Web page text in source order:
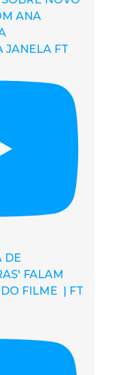
ANA
JANELA FT
DE
FALAM
FILME | FT